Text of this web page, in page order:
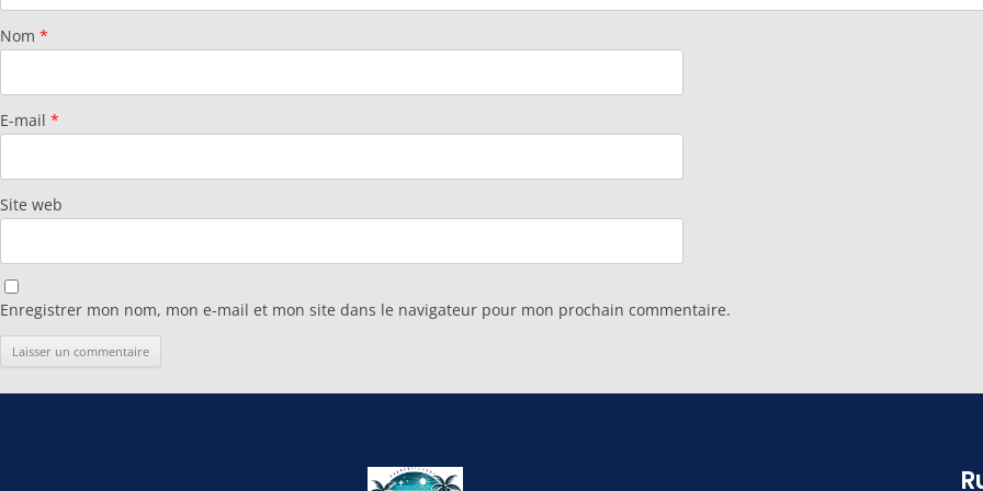
Nom *
E-mail *
Site web
Enregistrer mon nom, mon e-mail et mon site dans le navigateur pour mon prochain commentaire.